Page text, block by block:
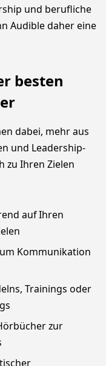
und berufliche
Audible daher eine
besten
dabei, mehr aus
und Leadership-
zu Ihren Zielen
auf Ihren
Kommunikation
Trainings oder
zur